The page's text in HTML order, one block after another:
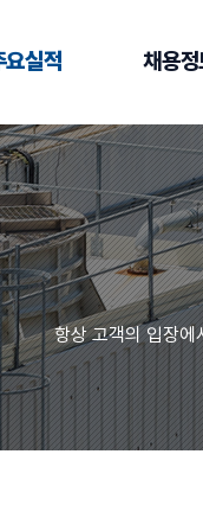
요실적 채용
항상 고객의 입장에